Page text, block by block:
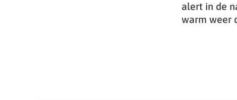
alert in de
warm weer